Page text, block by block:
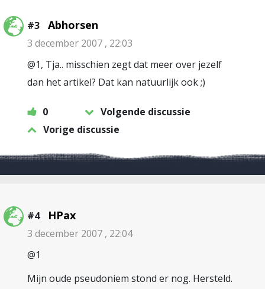
#3 Abhorsen
3 december 2007 , 22:03
@1, Tja.. misschien zegt dat meer over jezelf
dan het artikel? Dat kan natuurlijk ook ;)
0
Volgende discussie
Vorige discussie
#4 HPax
3 december 2007 , 22:04
@1
Mijn oude pseudoniem stond er nog. Hersteld.